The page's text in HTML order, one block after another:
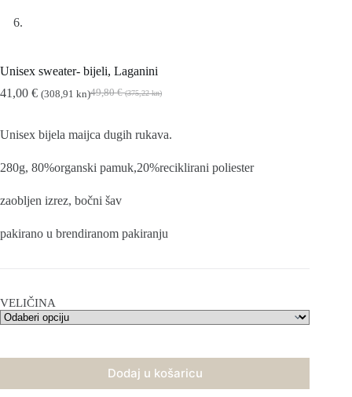
Unisex sweater- bijeli, Laganini
49,80€ (375,22 kn)
Izvorna
bila
je:
(375,22
41,00 € (308,91 kn)Trenutna
je:
41,00 €
kn).
Unisex bijela maijca dugih rukava.
280g, 80%organski pamuk,20%reciklirani poliester
zaobljen izrez, bočni šav
pakirano u brendiranom pakiranju
VELIČINA
Dodaj u košaricu